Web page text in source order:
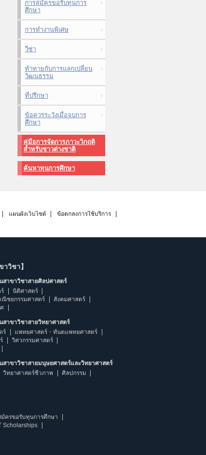
การสมัครขอรับทุนการ
ศึกษา
การทำงานพิเศษ
วีซ่า
ท้าทายกับการแลกเปลี่ยน
วัฒนธรรม
ที่ปรึกษา
ข้อควรระวังเมื่อจบการ
ศึกษา
คู่มือการจัดการภาวะวิกฤติ
สำหรับชาวต่างชาติ
ค้นหาทุนการศึกษา
แผนผังเว็บไซต์
ข้อตกลงการใช้บริการ
าวิชา】
สาขาวิชาสายศิลปศาสตร์
นิติศาสตร์
ณิชยกรรมศาสตร์
สังคมศาสตร์
าขาวิชาสายวิทยาศาสตร์
ร์
แพทยศาสตร์・ทันตแพทยศาสตร์
วิศวกรรมศาสตร์
าขาวิชาสายมนุษยศาสตร์และวิทยาศาสตร์
วิทยาศาสตร์ชีวภาพ
ศิลปกรรม
มัครขอรับทุนการศึกษา
Scholarships